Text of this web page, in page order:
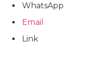
WhatsApp
Email
Link